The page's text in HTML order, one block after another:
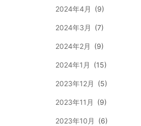
2024年4月 (9)
2024年3月 (7)
2024年2月 (9)
2024年1月 (15)
2023年12月 (5)
2023年11月 (9)
2023年10月 (6)